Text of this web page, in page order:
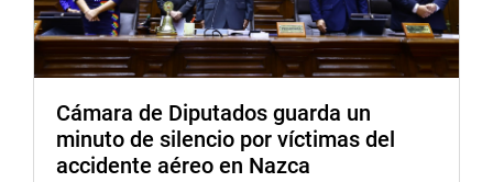
Cámara de Diputados guarda un
minuto de silencio por víctimas del
accidente aéreo en Nazca